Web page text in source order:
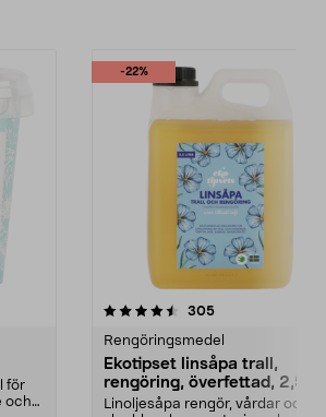
för
och
-22%
305recensioner
Rengöringsmedel
Ekotipset linsåpa trall,
rengöring, överfettad, 2,5 l
Linoljesåpa rengör, vårdar och
4.5 av 5 stjärnor